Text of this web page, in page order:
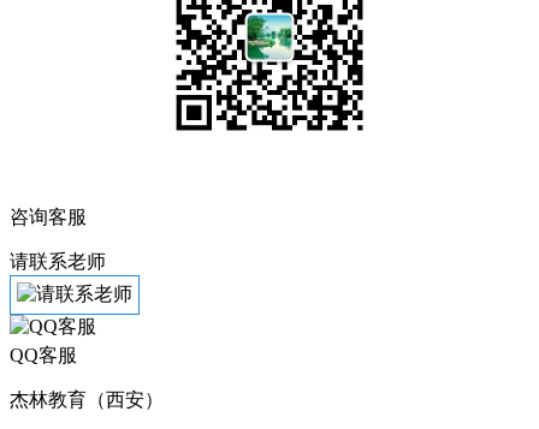
咨询客服
请联系老师
QQ客服
杰林教育（西安）